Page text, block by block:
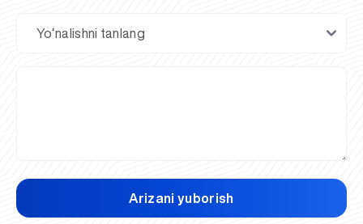
Arizani yuborish